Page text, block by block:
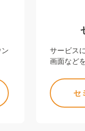
サービス
画面など
セ